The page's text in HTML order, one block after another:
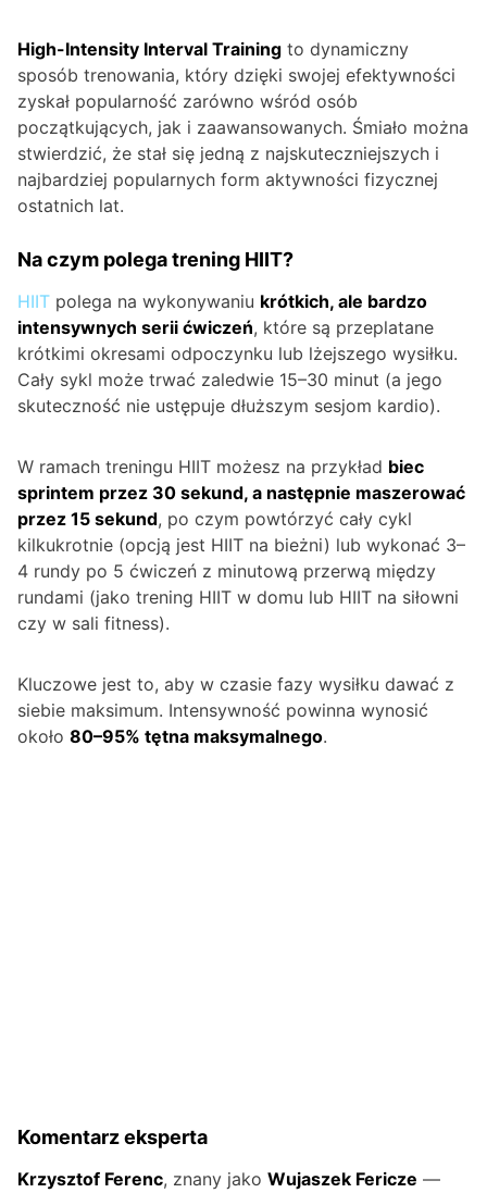
High-Intensity Interval Training to dynamiczny
sposób trenowania, który dzięki swojej efektywności
zyskał popularność zarówno wśród osób
początkujących, jak i zaawansowanych. Śmiało można
stwierdzić, że stał się jedną z najskuteczniejszych i
najbardziej popularnych form aktywności fizycznej
ostatnich lat.
Na czym polega trening HIIT?
HIIT polega na wykonywaniu krótkich, ale bardzo
intensywnych serii ćwiczeń, które są przeplatane
krótkimi okresami odpoczynku lub lżejszego wysiłku.
Cały sykl może trwać zaledwie 15–30 minut (a jego
skuteczność nie ustępuje dłuższym sesjom kardio).
W ramach treningu HIIT możesz na przykład biec
sprintem przez 30 sekund, a następnie maszerować
przez 15 sekund, po czym powtórzyć cały cykl
kilkukrotnie (opcją jest HIIT na bieżni) lub wykonać 3–
4 rundy po 5 ćwiczeń z minutową przerwą między
rundami (jako trening HIIT w domu lub HIIT na siłowni
czy w sali fitness).
Kluczowe jest to, aby w czasie fazy wysiłku dawać z
siebie maksimum. Intensywność powinna wynosić
około 80–95% tętna maksymalnego.
Komentarz eksperta
Krzysztof Ferenc, znany jako Wujaszek Fericze —